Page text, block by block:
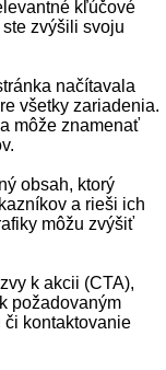
kľúčové
zvýšili svoju
načítavala
všetky zariadenia.
môže znamenať
obsah, ktorý
a rieši ich
môžu zvýšiť
k akcii (CTA),
požadovaným
či kontaktovanie